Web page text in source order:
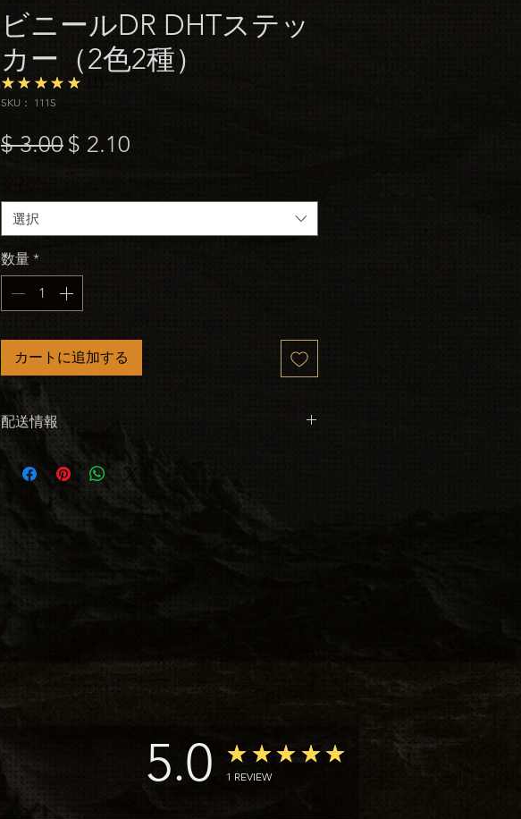
ビニールDR DHTステッ
カー（2色2種）
★★★★★
SKU： 111S
$ 3.00通
価
格
$ 2.10
ル
価
選択
数量 *
カートに追加する
配送情報
米国の配送: USPS ファースト クラス: 1 ～ 4 日で
発送されます。ご注文の処理に 1 ～ 3 日かかりま
DRDHTBEARDPRODUCTS@gmail.com までメー
い。私は住所を管理することはできません.注文
に保存されているように、注文から出荷ソフトウ
ェアに直接インポートされます.
5.0 ★★★★★
1 REVIEW